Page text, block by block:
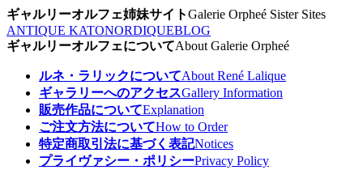
ギャルリーオルフェ姉妹サイトGalerie Orpheé Sister Sites
ANTIQUE KATONORDIQUEBLOG
ギャルリーオルフェについてAbout Galerie Orpheé
ルネ・ラリックについてAbout René Lalique
ギャラリーへのアクセスGallery Information
販売作品についてExplanation
ご注文方法についてHow to Order
特定商取引法に基づく表記Notices
プライヴァシー・ポリシーPrivacy Policy